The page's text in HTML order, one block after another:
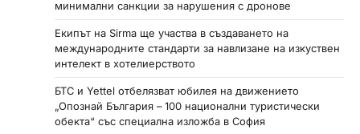
минимални санкции за нарушения с дронове
Екипът на Sirma ще участва в създаването на
международните стандарти за навлизане на изкуствен
интелект в хотелиерството
БТС и Yettel отбелязват юбилея на движението
„Опознай България – 100 национални туристически
обекта“ със специална изложба в София